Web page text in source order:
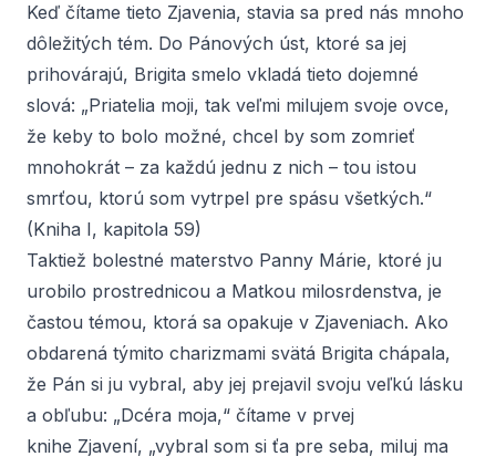
Keď čítame tieto Zjavenia, stavia sa pred nás mnoho
dôležitých tém. Do Pánových úst, ktoré sa jej
prihovárajú, Brigita smelo vkladá tieto dojemné
slová: „Priatelia moji, tak veľmi milujem svoje ovce,
že keby to bolo možné, chcel by som zomrieť
mnohokrát – za každú jednu z nich – tou istou
smrťou, ktorú som vytrpel pre spásu všetkých.“
(Kniha I, kapitola 59)
Taktiež bolestné materstvo Panny Márie, ktoré ju
urobilo prostrednicou a Matkou milosrdenstva, je
častou témou, ktorá sa opakuje v Zjaveniach. Ako
obdarená týmito charizmami svätá Brigita chápala,
že Pán si ju vybral, aby jej prejavil svoju veľkú lásku
a obľubu: „Dcéra moja,“ čítame v prvej
knihe Zjavení, „vybral som si ťa pre seba, miluj ma